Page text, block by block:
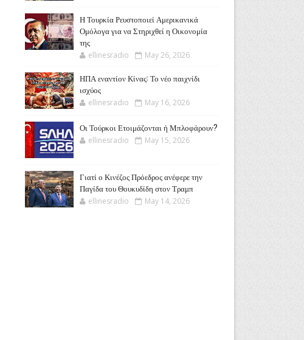
Η Τουρκία Ρευστοποιεί Αμερικανικά
Ομόλογα για να Στηριχθεί η Οικονομία
της
ellinesradio May 26, 2026
ΗΠΑ εναντίον Κίνας: Το νέο παιχνίδι
ισχύος
ellinesradio May 16, 2026
Οι Τούρκοι Ετοιμάζονται ή Μπλοφάρουν?
ellinesradio May 15, 2026
Γιατί ο Κινέζος Πρόεδρος ανέφερε την
Παγίδα του Θουκυδίδη στον Τραμπ
ellinesradio May 14, 2026